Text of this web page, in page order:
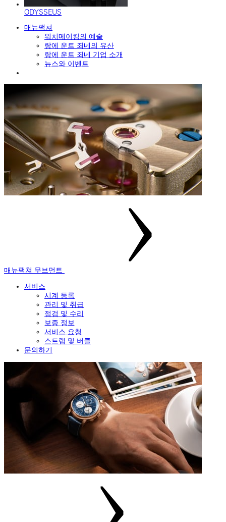
ODYSSEUS
매뉴팩쳐
워치메이킹의 예술
랑에 운트 죄네의 유산
랑에 운트 죄네 기업 소개
뉴스와 이벤트
매뉴팩쳐 무브먼트
서비스
시계 등록
관리 및 취급
점검 및 수리
보증 정보
서비스 요청
스트랩 및 버클
문의하기